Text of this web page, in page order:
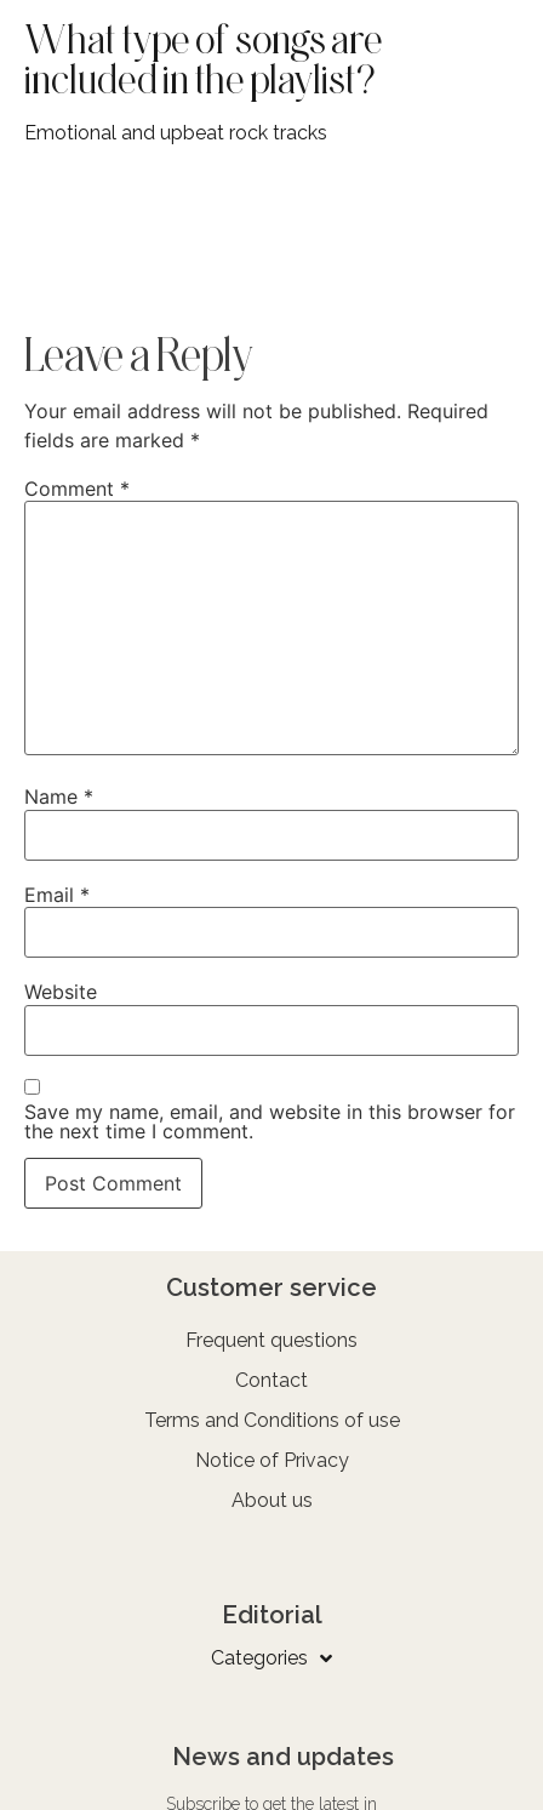
What type of songs are
included in the playlist?
Emotional and upbeat rock tracks
Leave a Reply
Your email address will not be published. Required
fields are marked *
Comment *
Name *
Email *
Website
Save my name, email, and website in this browser for
the next time I comment.
Customer service
Frequent questions
Contact
Terms and Conditions of use
Notice of Privacy
About us
Editorial
Categories
News and updates
Subscribe to get the latest in